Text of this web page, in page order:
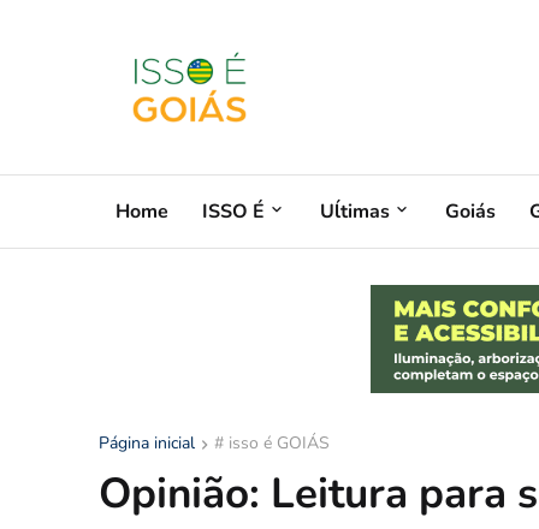
Home ISSO É Uĺtimas Goiás
Página inicial # isso é GOIÁS
Opinião: Leitura para